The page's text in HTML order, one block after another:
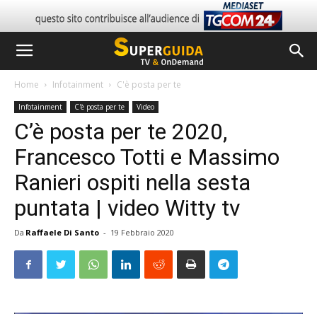
Home Infotainment C'è posta per te
Infotainment C'è posta per te Video
C’è posta per te 2020,
Francesco Totti e Massimo
Ranieri ospiti nella sesta
puntata | video Witty tv
Da Raffaele Di Santo - 19 Febbraio 2020